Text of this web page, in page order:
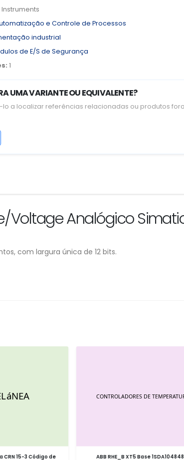
Instruments
e Controle de Processos
industrial
de E/S de Segurança
1
UMA VARIANTE OU EQUIVALENTE?
lo a localizar referências relacionadas ou produtos
Voltage Analógico
com largura única de 12 bits.
CRN 15-3 Código de
ABB RHE_B XT5 Base